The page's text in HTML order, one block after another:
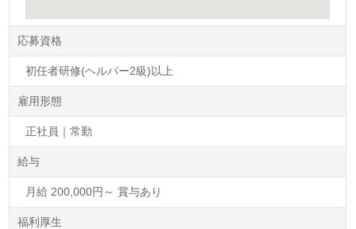
応募資格
初任者研修(ヘルパー2級)以上
雇用形態
正社員｜常勤
給与
月給 200,000円～ 賞与あり
福利厚生